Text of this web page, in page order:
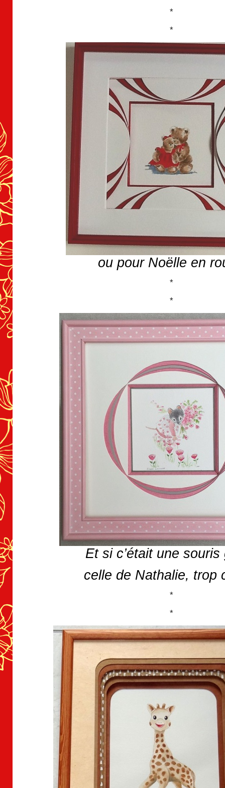
*
*
ou pour Noëlle en
*
*
Et si c’était une souris
celle de Nathalie, trop
*
*